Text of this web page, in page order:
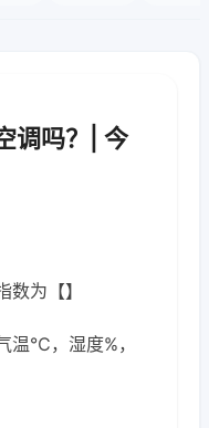
调吗？| 今
为【】
温℃，湿度%，